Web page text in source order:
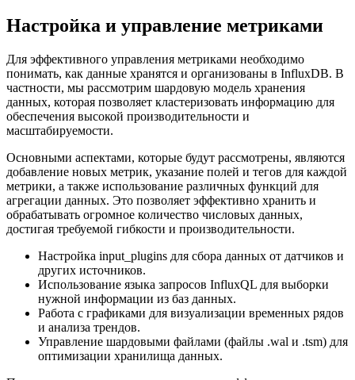
Настройка и управление метриками
Для эффективного управления метриками необходимо
понимать, как данные хранятся и организованы в InfluxDB. В
частности, мы рассмотрим шардовую модель хранения
данных, которая позволяет кластеризовать информацию для
обеспечения высокой производительности и
масштабируемости.
Основными аспектами, которые будут рассмотрены, являются
добавление новых метрик, указание полей и тегов для каждой
метрики, а также использование различных функций для
агрегации данных. Это позволяет эффективно хранить и
обрабатывать огромное количество числовых данных,
достигая требуемой гибкости и производительности.
Настройка input_plugins для сбора данных от датчиков и
других источников.
Использование языка запросов InfluxQL для выборки
нужной информации из баз данных.
Работа с графиками для визуализации временных рядов
и анализа трендов.
Управление шардовыми файлами (файлы .wаl и .tsm) для
оптимизации хранилища данных.